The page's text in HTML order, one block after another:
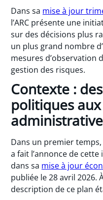
Dans sa mise à jour
l’ARC présente une
sur des décisions plus
un plus grand nombre
mesures d’observation
gestion des risques.
Contexte :
politiques
Dans un premier
a fait l’annonce de
dans sa mise à jour
publiée le 28 avril 2026.
description de ce plan